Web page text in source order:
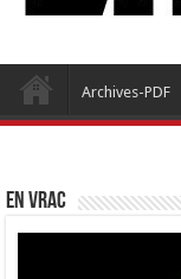
Archives-PDF
EN VRAC